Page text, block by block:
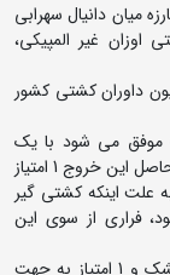
میان دانیال سهرابی
غیر المپیکی،
داوران کشتی کشور
موفق می شود با یک
حمله کشتی گیر قرمز (گرایی) را از تشک خاج کند که حاصل این خروج 1 امتیاز
علت اینکه کشتی گیر
فراری از سوی این
لازم به ذکر است تیم داوری 1 امتیاز برای خروج از تشک و 1 امتیاز به جهت